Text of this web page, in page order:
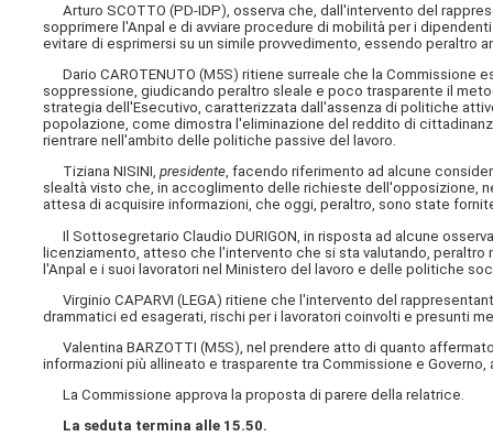
Arturo SCOTTO (PD-IDP), osserva che, dall'intervento del
sopprimere l'Anpal e di avviare procedure di mobilità per i
evitare di esprimersi su un simile provvedimento, essendo peraltro
Dario CAROTENUTO (M5S) ritiene surreale che la Commissione
soppressione, giudicando peraltro sleale e poco trasparente il
strategia dell'Esecutivo, caratterizzata dall'assenza di politiche
popolazione, come dimostra l'eliminazione del reddito di
rientrare nell'ambito delle politiche passive del lavoro.
Tiziana NISINI,presidente, facendo riferimento ad alcune
slealtà visto che, in accoglimento delle richieste dell'opposizione,
attesa di acquisire informazioni, che oggi, peraltro, sono state
Il Sottosegretario Claudio DURIGON, in risposta ad alcune
licenziamento, atteso che l'intervento che si sta valutando,
l'Anpal e i suoi lavoratori nel Ministero del lavoro e delle politiche
Virginio CAPARVI (LEGA) ritiene che l'intervento del
drammatici ed esagerati, rischi per i lavoratori coinvolti e presunti
Valentina BARZOTTI (M5S), nel prendere atto di quanto
informazioni più allineato e trasparente tra Commissione e
La Commissione approva la proposta di parere della relatrice.
La seduta termina alle 15.50.